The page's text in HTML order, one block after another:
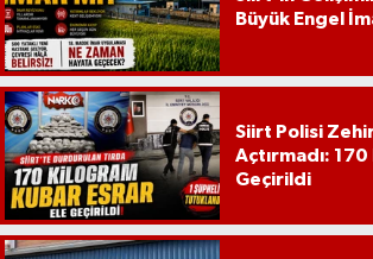
Büyük Engel
Siirt Polisi
Açtırmadı: 170
Geçirildi